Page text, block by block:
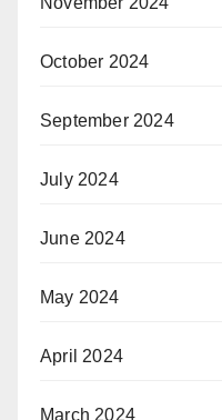
October 2024
September 2024
July 2024
June 2024
May 2024
April 2024
March 2024